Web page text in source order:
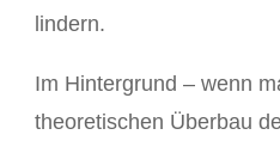
lindern.
Im Hintergrund – wenn
theoretischen Überbau